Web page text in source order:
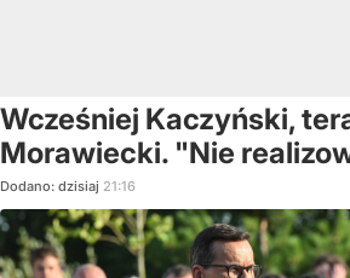
Wcześniej Kaczyński,
Morawiecki. "Nie
Dodano: dzisiaj 21:16